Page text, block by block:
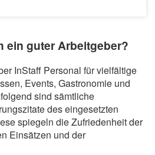
ein guter Arbeitgeber?
InStaff Personal für vielfältige
Events, Gastronomie und
sind sämtliche
des eingesetzten
spiegeln die Zufriedenheit der
Einsätzen und der